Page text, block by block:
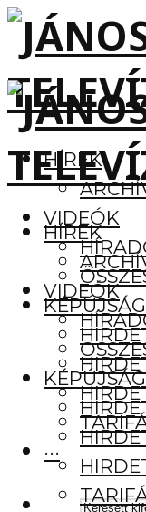
HÍREK
VIDEÓK
KÉPÚJSÁG
···
HÍREK
VIDEÓK
KÉPÚJSÁG